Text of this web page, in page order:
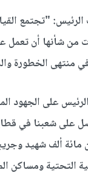
"تجتمع
من شأنها أن
منتهى الخطورة
على الجهود
على شعبنا في
التحتية ومساكن